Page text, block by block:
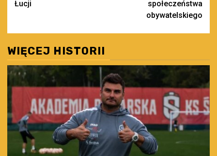
Łucji
społeczeństwa
obywatelskiego
WIĘCEJ HISTORII